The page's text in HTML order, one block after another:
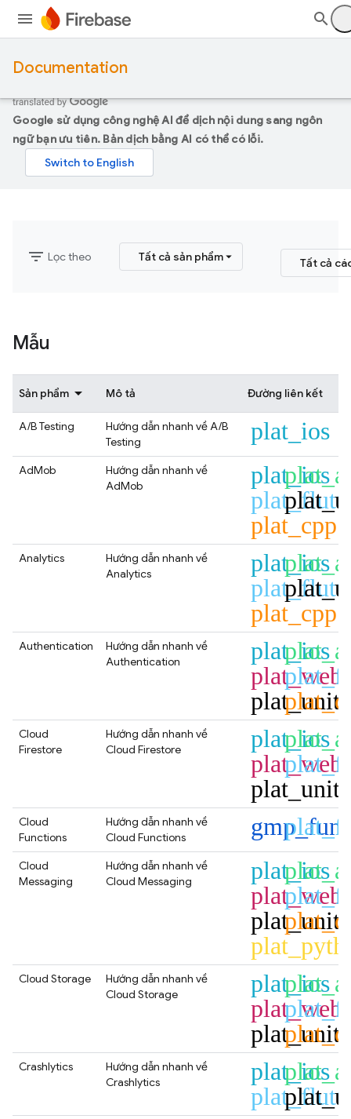
Documentation
Google sử dụng công nghệ AI để dịch nội dung sang ngôn
ngữ bạn ưu tiên. Bản dịch bằng AI có thể có lỗi.
filter_list Lọc theo Tất cả sản phẩm Tất cả
Mẫu
Sản phẩm Mô tả Đường liên kết
A/B Testing Hướng dẫn nhanh vềA/B
Testing
plat_ios
AdMob
Hướng dẫn nhanh về
AdMob
plat_ios
plat_cpp
Analytics
Hướng dẫn nhanh về
Analytics
plat_ios
plat_cpp
Authentication
Hướng dẫn nhanh về
Authentication
plat_ios
plat_web
Cloud
Firestore
Hướng dẫn nhanh về
Cloud Firestore
plat_ios
plat_web
Cloud
Functions
Hướng dẫn nhanh về
Cloud Functions
Cloud
Messaging
Hướng dẫn nhanh về
Cloud Messaging
plat_ios
plat_web
Cloud Storage
Hướng dẫn nhanh về
Cloud Storage
plat_ios
plat_web
Crashlytics
Hướng dẫn nhanh về
Crashlytics
plat_ios